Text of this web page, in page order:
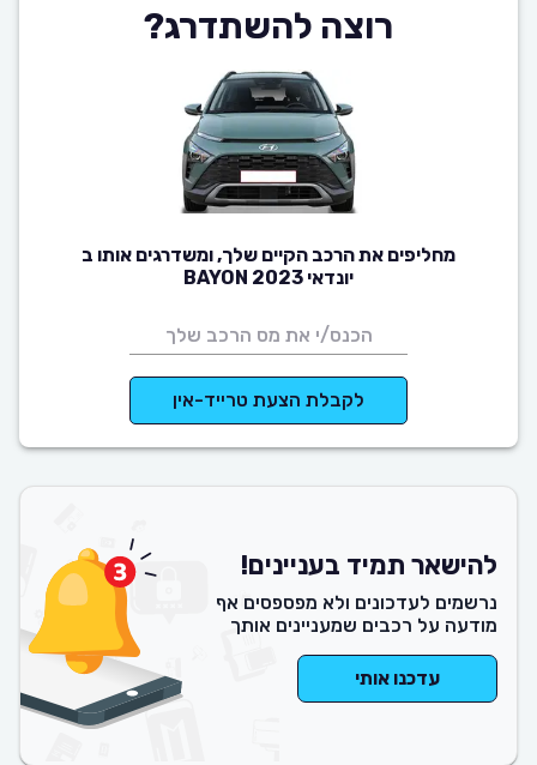
רוצה להשתדרג?
מחליפים את הרכב הקיים שלך, ומשדרגים אותו ב
יונדאי BAYON 2023
לקבלת הצעת טרייד-אין
להישאר תמיד בעניינים!
נרשמים לעדכונים ולא מפספסים אף
מודעה על רכבים שמעניינים אותך
עדכנו אותי